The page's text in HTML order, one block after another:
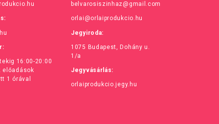
16:00-20:00
előadások
1 órával
belvarosiszinhaz@gmail.com
orlai@orlaiprodukcio.hu
Jegyiroda:
1075 Budapest, Dohány u.
1/a
Jegyvásárlás:
orlaiprodukcio.jegy.hu